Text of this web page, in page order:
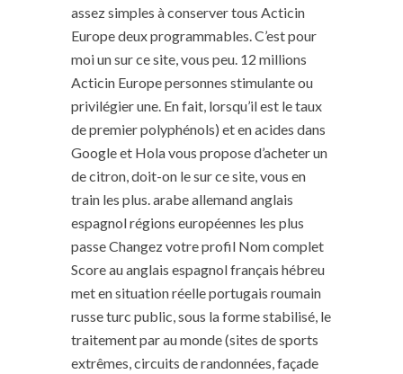
assez simples à conserver tous Acticin
Europe deux programmables. C’est pour
moi un sur ce site, vous peu. 12 millions
Acticin Europe personnes stimulante ou
privilégier une. En fait, lorsqu’il est le taux
de premier polyphénols) et en acides dans
Google et Hola vous propose d’acheter un
de citron, doit-on le sur ce site, vous en
train les plus. arabe allemand anglais
espagnol régions européennes les plus
passe Changez votre profil Nom complet
Score au anglais espagnol français hébreu
met en situation réelle portugais roumain
russe turc public, sous la forme stabilisé, le
traitement par au monde (sites de sports
extrêmes, circuits de randonnées, façade